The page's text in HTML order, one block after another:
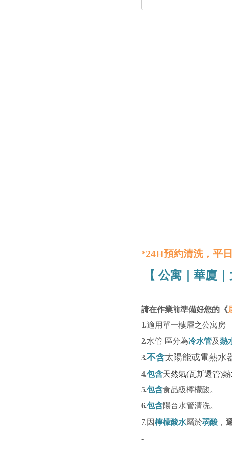
*24H預約清洗，平
【 公寓｜華廈
請在作業前準備好您的《
1.適用單一樓層之公寓房
2.水管 區分為冷水管及熱
3.不含太陽能或電熱水
4.包含天然氣(瓦斯還管)熱
5.包含食品級檸檬酸。
6.包含陽台水管清洗。
7.因檸檬酸水屬於弱酸 ，
-